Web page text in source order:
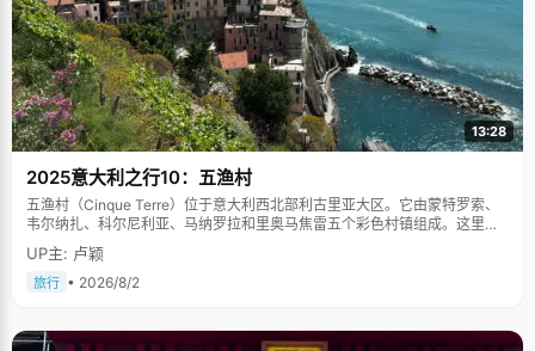
13:28
2025意大利之行10：五渔村
五渔村（Cinque Terre）位于意大利西北部利古里亚大区。它由蒙特罗索、
韦尔纳扎、科尔尼利亚、马纳罗拉和里奥马焦雷五个彩色村镇组成。这里依
山傍海，房屋色彩斑斓，1997年被列为世界文化遗产。
UP主: 卢颖
旅行 • 2026/8/2